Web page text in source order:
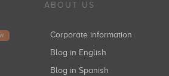
ABOUT US
Corporate information
Blog in English
Blog in Spanish